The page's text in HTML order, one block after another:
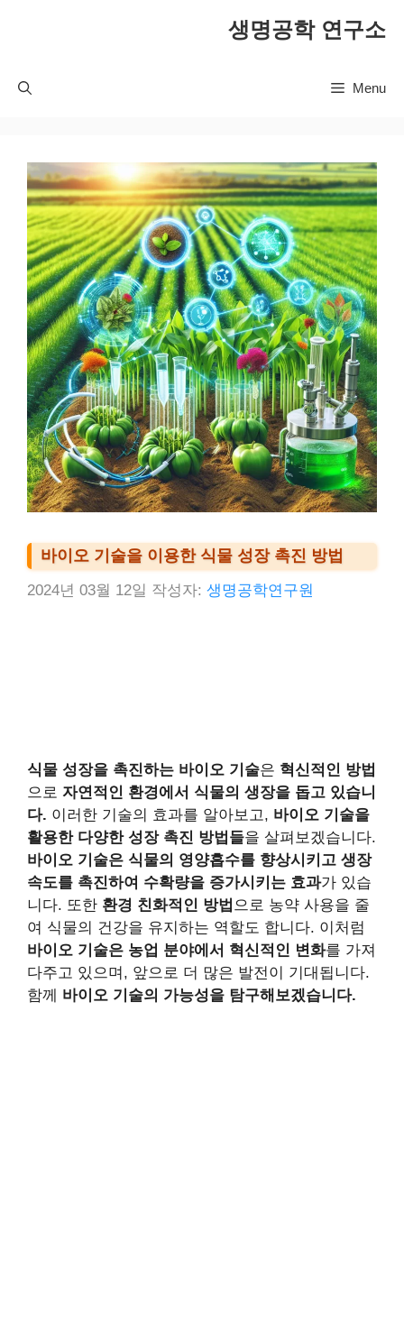
생명공학 연구소
Menu
바이오 기술을 이용한 식물 성장 촉진 방법
2024년 03월 12일 작성자: 생명공학연구원
식물 성장을 촉진하는 바이오 기술은 혁신적인 방법
으로 자연적인 환경에서 식물의 생장을 돕고 있습니
다. 이러한 기술의 효과를 알아보고, 바이오 기술을
활용한 다양한 성장 촉진 방법들을 살펴보겠습니다.
바이오 기술은 식물의 영양흡수를 향상시키고 생장
속도를 촉진하여 수확량을 증가시키는 효과가 있습
니다. 또한 환경 친화적인 방법 으로 농약 사용을 줄
여 식물의 건강을 유지하는 역할도 합니다. 이처럼
바이오 기술은 농업 분야에서 혁신적인 변화를 가져
다주고 있으며, 앞으로 더 많은 발전이 기대됩니다.
함께 바이오 기술의 가능성을 탐구해보겠습니다.